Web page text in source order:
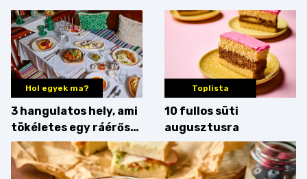
zseniális
Hol egyek ma?
3 hangulatos hely, ami
tökéletes egy ráérős
hétvégi ebédhez
Toplista
10 fullos süti
augusztusra